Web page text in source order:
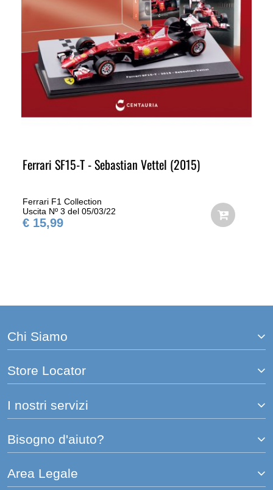
Ferrari SF15-T - Sebastian Vettel (2015)
Ferrari F1 Collection
Uscita Nº 3 del 05/03/22
€ 15,99
Chi Siamo
Store Locator
I nostri servizi
Bisogno d'aiuto?
Area Legale